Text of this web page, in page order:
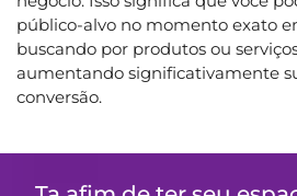
público-alvo no momento exato
buscando por produtos ou
aumentando significativamente
conversão.